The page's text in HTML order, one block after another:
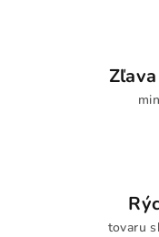
tovaru